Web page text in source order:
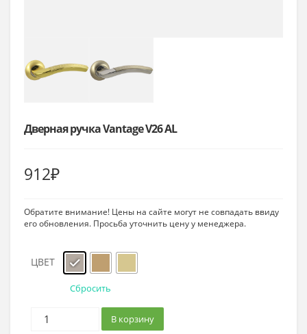
Дверная ручка Vantage V26 AL
912₽
Обратите внимание! Цены на сайте могут не совпадать ввиду
его обновления. Просьба уточнить цену у менеджера.
ЦВЕТ
Сбросить
В корзину